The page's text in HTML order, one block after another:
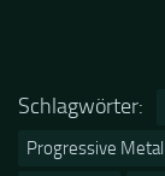
Schlagwörter:
Progressive Metal